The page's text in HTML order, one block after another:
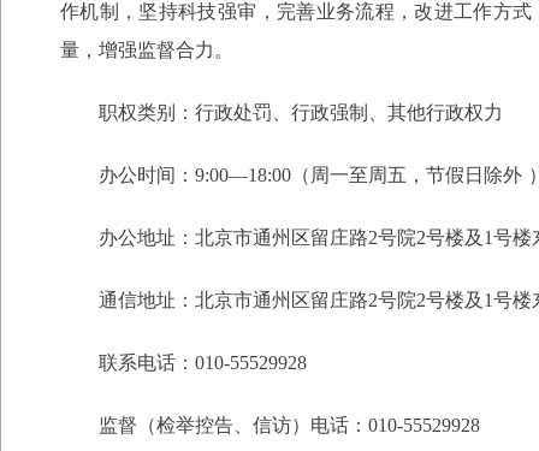
作机制，坚持科技强审，完善业务流程，改进工作方
量，增强监督合力。
职权类别：行政处罚、行政强制、其他行政权力
办公时间： 9:00—18:00（周一至周五，节假日除外
办公地址： 北京市通州区留庄路2号院2号楼及1号楼
通信地址：北京市通州区留庄路2号院2号楼及1号楼
联系电话：010-55529928
监督（检举控告、信访）电话： 010-55529928